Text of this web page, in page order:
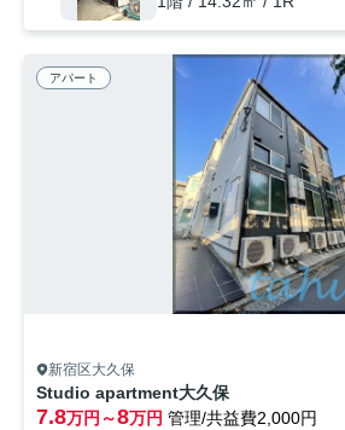
アパート
新宿区大久保
Studio apartment大久保
7.8万円～8万円 管理/共益費2,000円